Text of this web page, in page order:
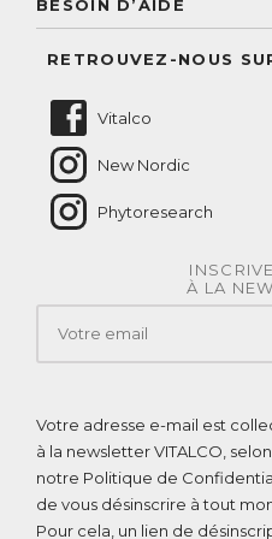
BESOIN D’AIDE
RETROUVEZ-NOUS
Vitalco
New Nordic
Phytoresearch
À LA
Votre adresse e-mail est
à la newsletter VITALCO,
notre Politique de
de vous désinscrire à tout
Pour cela, un lien de